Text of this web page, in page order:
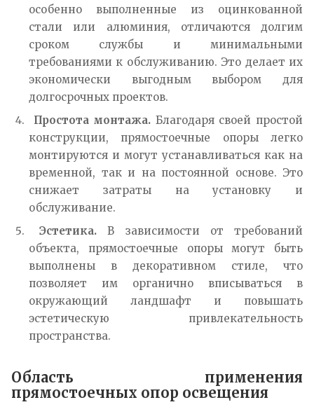
особенно выполненные из оцинкованной
стали или алюминия, отличаются долгим
сроком службы и минимальными
требованиями к обслуживанию. Это делает их
экономически выгодным выбором для
долгосрочных проектов.
Простота монтажа. Благодаря своей простой
конструкции, прямостоечные опоры легко
монтируются и могут устанавливаться как на
временной, так и на постоянной основе. Это
снижает затраты на установку и
обслуживание.
Эстетика. В зависимости от требований
объекта, прямостоечные опоры могут быть
выполнены в декоративном стиле, что
позволяет им органично вписываться в
окружающий ландшафт и повышать
эстетическую привлекательность
пространства.
Область применения
прямостоечных опор освещения